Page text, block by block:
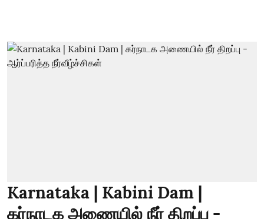
Karnataka | Kabini Dam |
கர்நாடக அணையில் நீர் திறப்பு -